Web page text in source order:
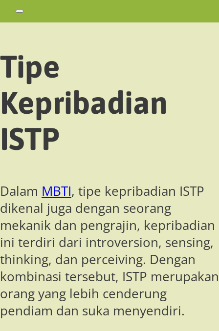
Tipe
Kepribadian
ISTP
Dalam MBTI, tipe kepribadian ISTP
dikenal juga dengan seorang
mekanik dan pengrajin, kepribadian
ini terdiri dari introversion, sensing,
thinking, dan perceiving. Dengan
kombinasi tersebut, ISTP merupakan
orang yang lebih cenderung
pendiam dan suka menyendiri.